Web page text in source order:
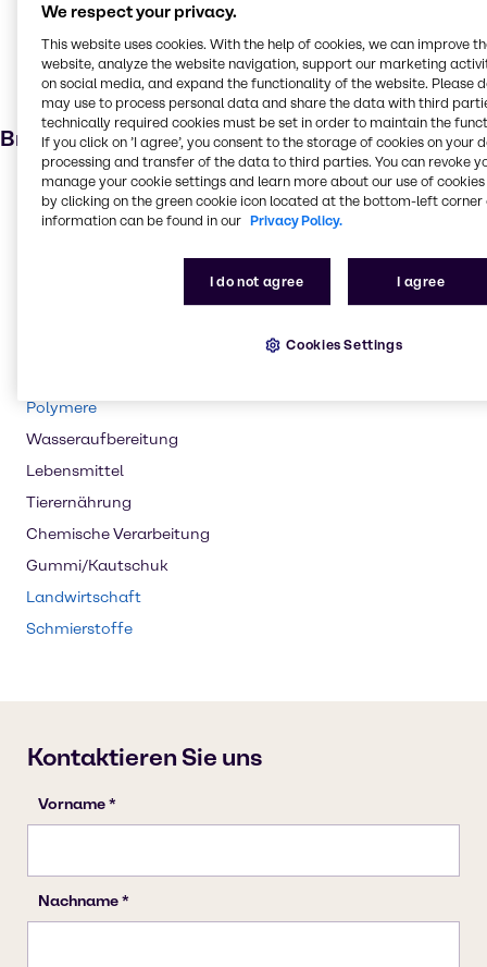
Zellstoff und Papier
Automotive
Körperpflege
Tiernahrung
Branchen
Energy Services
Pharma
Polymere
Wasseraufbereitung
Lebensmittel
Tierernährung
Chemische Verarbeitung
Gummi/Kautschuk
Landwirtschaft
Schmierstoffe
We respect your privacy.
This website uses cookies. With the help of cookies, we can improve
website, analyze the website navigation, support our marketing
on social media, and expand the functionality of the website. Please
may use to process personal data and share the data with third
technically required cookies must be set in order to maintain the
If you click on ’I agree’, you consent to the storage of cookies on your
processing and transfer of the data to third parties. You can revoke
manage your cookie settings and learn more about our use of cookies
by clicking on the green cookie icon located at the bottom-left corner
information can be found in our Privacy Policy.
I do not agree I agree
Cookies Settings